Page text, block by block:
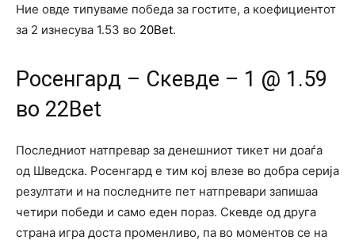
Ние овде типуваме победа за гостите, а коефициентот
за 2 изнесува 1.53 во 20Bet.
Росенгард – Скевде – 1 @ 1.59
во 22Bet
Последниот натпревар за денешниот тикет ни доаѓа
од Шведска. Росенгард е тим кој влезе во добра серија
резултати и на последните пет натпревари запишаа
четири победи и само еден пораз. Скевде од друга
страна игра доста променливо, па во моментов се на